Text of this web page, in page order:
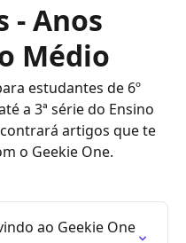
- Anos
Médio
estudantes de 6º
a 3ª série do Ensino
artigos que te
o Geekie One.
ao Geekie One